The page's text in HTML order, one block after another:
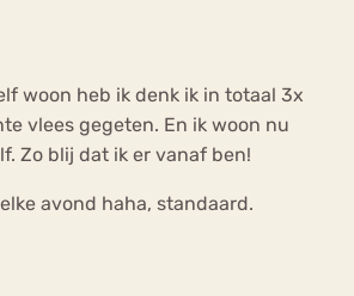
woon heb ik denk ik in totaal 3x
vlees gegeten. En ik woon nu
Zo blij dat ik er vanaf ben!
avond haha, standaard.